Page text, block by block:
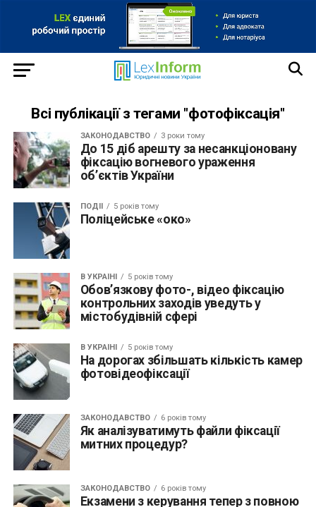
Всі публікації з тегами "фотофіксація"
ЗАКОНОДАВСТВО 3 роки тому
До 15 діб арешту за несанкціоновану
фіксацію вогневого ураження
об’єктів України
ПОДІЇ 5 років тому
Поліцейське «око»
В УКРАЇНІ 5 років тому
Обов’язкову фото-, відео фіксацію
контрольних заходів уведуть у
містобудівній сфері
В УКРАЇНІ 5 років тому
На дорогах збільшать кількість камер
фотовідеофіксації
ЗАКОНОДАВСТВО 6 років тому
Як аналізуватимуть файли фіксації
митних процедур?
ЗАКОНОДАВСТВО 6 років тому
Екзамени з керування тепер з повною